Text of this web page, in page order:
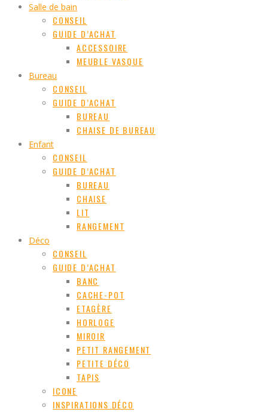
Salle de bain
CONSEIL
GUIDE D’ACHAT
ACCESSOIRE
MEUBLE VASQUE
Bureau
CONSEIL
GUIDE D’ACHAT
BUREAU
CHAISE DE BUREAU
Enfant
CONSEIL
GUIDE D’ACHAT
BUREAU
CHAISE
LIT
RANGEMENT
Déco
CONSEIL
GUIDE D’ACHAT
BANC
CACHE-POT
ETAGÈRE
HORLOGE
MIROIR
PETIT RANGEMENT
PETITE DÉCO
TAPIS
ICONE
INSPIRATIONS DÉCO